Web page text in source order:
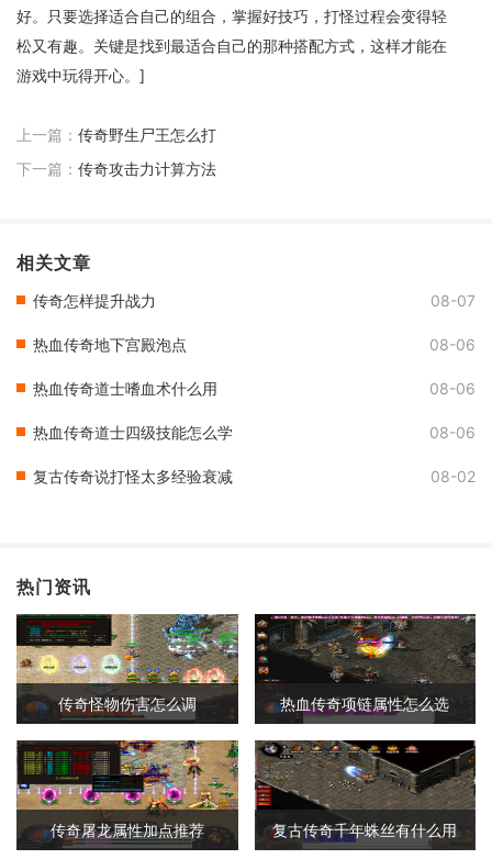
好。只要选择适合自己的组合，掌握好技巧，打怪过程会变得轻
松又有趣。关键是找到最适合自己的那种搭配方式，这样才能在
游戏中玩得开心。]
上一篇： 传奇野生尸王怎么打
下一篇： 传奇攻击力计算方法
相关文章
传奇怎样提升战力 08-07
热血传奇地下宫殿泡点 08-06
热血传奇道士嗜血术什么用 08-06
热血传奇道士四级技能怎么学 08-06
复古传奇说打怪太多经验衰减 08-02
热门资讯
传奇怪物伤害怎么调 热血传奇项链属性怎么选
传奇屠龙属性加点推荐 复古传奇千年蛛丝有什么用